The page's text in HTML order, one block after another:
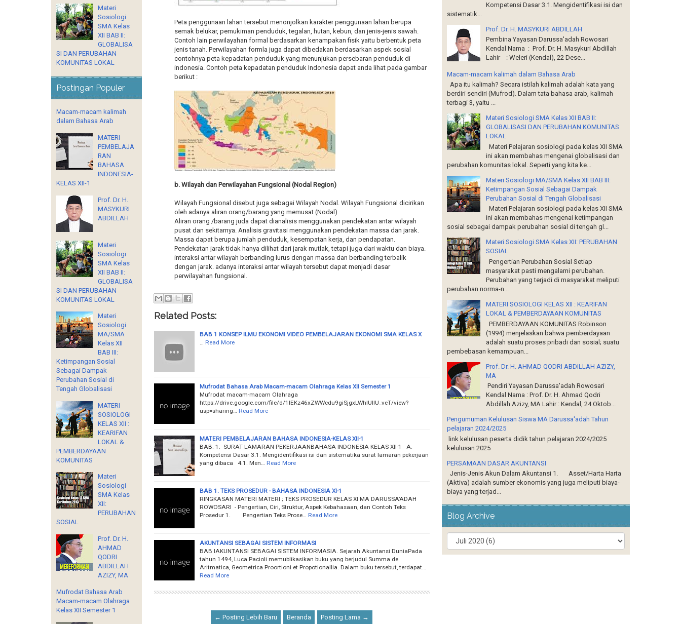
Peta penggunaan lahan tersebut menonjolkan karakter penggunaan lahan berupa
semak belukar, pemukiman penduduk, tegalan, hutan, kebun, dan jenis-jenis sawah.
Contoh lain perwilayahan formal berdasarkan kenampakan fisik yaitu berbentuk peta
jenis tanah. Perwilayahan formla juga dapat dibedakan berdasarkan aspek sosial
contohnya peta kepadatan penduduk yang menunjukan persebaran penduduk di
indonesia. Contoh peta kepadatan penduduk Indonesia dapat anda lihat pada gambar
berikut :
b. Wilayah dan Perwilayahan Fungsional (Nodal Region)
Wilayah Fungsional disebut juga sebagai Wilayah Nodal. Wilayah Fungsional dicirikan
oleh adanya aliran orang/barang yang memusat (Nodal).
Aliran orang /barang juda dapat dianalisis menggunakan pendekatan antar wilayah
pusat dan sekitarnya. Analisis gravitasi menggunakan pendekatan massa dan jarak.
Massa dapat berupa jumlah penduduk, kesempatan kerja, dan pendapatan.
Pendekatan jarak tidak hanya dilihat dari jarak mutlak, tetapi juga dari waktu dan biaya.
interaksi antar wilayah berbanding lurus dengan massa dan berbanding terbalik
dengan jarak. adanya interaksi antar wilayah tersebut dapat menjadi dasar
perwilayahan fungsional.
Related Posts:
BAB 1 KONSEP ILMU EKONOMI VIDEO PEMBELAJARAN EKONOMI SMA KELAS X
Read More
Mufrodat Bahasa Arab Macam-macam Olahraga Kelas XII Semester 1
Mufrodat macam-macam Olahraga
https://drive.google.com/file/d/1IEKz46xZWWcdu9giSjgxLWhIUllU_veT/view?
usp=sharing…
Read More
MATERI PEMBELAJARAN BAHASA INDONESIA-KELAS XII-1
BAB. 1. SURAT LAMARAN PEKERJAANBAHASA INDONESIA KELAS XII-1 A.
Kompetensi Dasar 3.1. Mengidentifikasi isi dan sistematika surat lamaran pekerjaan
yang dibaca 4.1. Men…
Read More
BAB 1. TEKS PROSEDUR - BAHASA INDONESIA XI-1
RINGKASAN MATERI MATERI ; TEKS PROSEDUR KELAS XI MA DARUSSA’ADAH
ROWOSARI - Pengertian, Ciri, Struktur, Aspek Kebahasaan, dan Contoh Teks
Prosedur 1. Pengertian Teks Prose…
Read More
AKUNTANSI SEBAGAI SISTEM INFORMASI
BAB IAKUNTANSI SEBAGAI SISTEM INFORMASIA. Sejarah Akuntansi DuniaPada
tahun 1494, Luca Pacioli memublikasikan buku yang berjudul Summa de
Aritmatica, Geometrica Proortioni et Propotionallia. Dalam buku tersebut, terdapat…
Read More
← Posting Lebih Baru Beranda Posting Lama →
Materi
Sosiologi
SMA Kelas
XII BAB II:
GLOBALISA
SI DAN PERUBAHAN
KOMUNITAS LOKAL
Postingan Populer
Macam-macam kalimah
dalam Bahasa Arab
MATERI
PEMBELAJA
RAN
BAHASA
INDONESIA-
KELAS XII-1
Prof. Dr. H.
MASYKURI
ABDILLAH
Materi
Sosiologi
SMA Kelas
XII BAB II:
GLOBALISA
SI DAN PERUBAHAN
KOMUNITAS LOKAL
Materi
Sosiologi
MA/SMA
Kelas XII
BAB III:
Ketimpangan Sosial
Sebagai Dampak
Perubahan Sosial di
Tengah Globalisasi
MATERI
SOSIOLOGI
KELAS XII :
KEARIFAN
LOKAL &
PEMBERDAYAAN
KOMUNITAS
Materi
Sosiologi
SMA Kelas
XII:
PERUBAHAN
SOSIAL
Prof. Dr. H.
AHMAD
QODRI
ABDILLAH
AZIZY, MA
Mufrodat Bahasa Arab
Macam-macam Olahraga
Kelas XII Semester 1
Kompetensi Dasar 3.1. Mengidentifikasi isi dan
sistematik...
Prof. Dr. H. MASYKURI ABDILLAH
Pembina Yayasan Darussa'adah Rowosari
Kendal Nama : Prof. Dr. H. Masykuri Abdillah
Lahir : Weleri (Kendal), 22 Dese...
Macam-macam kalimah dalam Bahasa Arab
Apa itu kalimah? Secara istilah kalimah adalah kata yang
berdiri sendiri (Mufrod). Dalam tata bahasa arab, kalimah
terbagi 3, yaitu ...
Materi Sosiologi SMA Kelas XII BAB II:
GLOBALISASI DAN PERUBAHAN KOMUNITAS
LOKAL
Materi Pelajaran sosiologi pada kelas XII SMA
ini akan membahas mengenai globalisasi dan
perubahan komunitas lokal. Seperti yang kita ke...
Materi Sosiologi MA/SMA Kelas XII BAB III:
Ketimpangan Sosial Sebagai Dampak
Perubahan Sosial di Tengah Globalisasi
Materi Pelajaran sosiologi pada kelas XII SMA
ini akan membahas mengenai ketimpangan
sosial sebagai dampak perubahan sosial di tengah gl...
Materi Sosiologi SMA Kelas XII: PERUBAHAN
SOSIAL
Pengertian Perubahan Sosial Setiap
masyarakat pasti mengalami perubahan.
Perubahan yang terjadi di masyarakat meliputi
perubahan norma-n...
MATERI SOSIOLOGI KELAS XII : KEARIFAN
LOKAL & PEMBERDAYAAN KOMUNITAS
PEMBERDAYAAN KOMUNITAS Robinson
(1994) menjelaskan bahwa pemberdayaan
adalah suatu proses pribadi dan sosial; suatu
pembebasan kemampuan...
Prof. Dr. H. AHMAD QODRI ABDILLAH AZIZY,
MA
Pendiri Yayasan Darussa'adah Rowosari
Kendal Nama : Prof. Dr. H. Ahmad Qodri
Abdillah Azizy, MA Lahir : Kendal, 24 Oktob...
Pengumuman Kelulusan Siswa MA Darussa'adah Tahun
pelajaran 2024/2025
link kelulusan peserta didik tahun pelajaran 2024/2025
kelulusan 2025
PERSAMAAN DASAR AKUNTANSI
Jenis-Jenis Akun Dalam Akuntansi 1. Asset/Harta Harta
(Aktiva) adalah sumber ekonomis yang juga meliputi biaya-
biaya yang terjad...
Blog Archive